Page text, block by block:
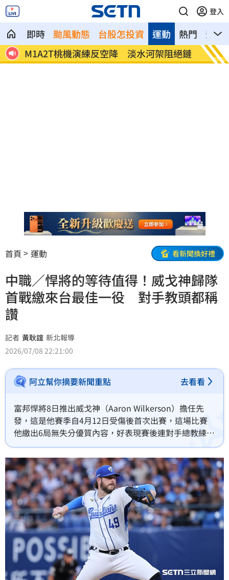
登入
即時 颱風動態 台股怎投資 熱門 影音
運動
鏈
白海豚對流增強！發海警將破68年颱風紀
錄
視導
首頁 運動 看新聞換好禮
中職／悍將的等待值得！威戈神歸隊
首戰繳來台最佳一役 對手教頭都稱
讚
記者 黃耿誼 新北報導
2026/07/08 22:21:00
阿立幫你摘要新聞重點 去看看
富邦悍將8日推出威戈神（Aaron Wilkerson）擔任先
發，這是他賽季自4月12日受傷後首次出賽，這場比賽
他繳出6局無失分優質內容，好表現賽後連對手總教練曾
豪駒都給予稱讚。